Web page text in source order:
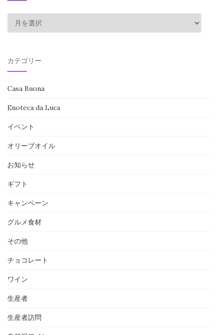
去
投
稿
カテゴリー
Casa Buona
Enoteca da Luca
イベント
オリーブオイル
お知らせ
ギフト
キャンペーン
グルメ食材
その他
チョコレート
ワイン
生産者
生産者訪問